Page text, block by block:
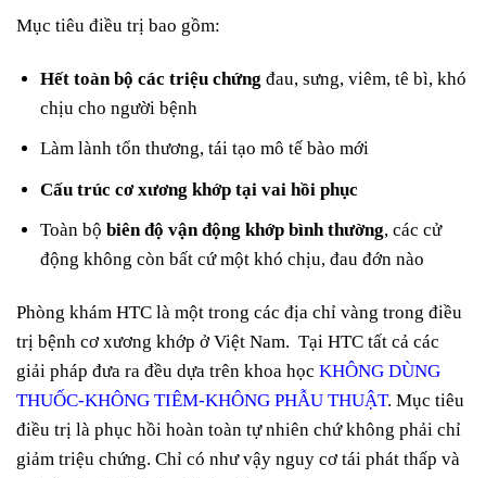
Mục tiêu điều trị bao gồm:
Hết toàn bộ các triệu chứng đau, sưng, viêm, tê bì, khó
chịu cho người bệnh
Làm lành tổn thương, tái tạo mô tế bào mới
Cấu trúc cơ xương khớp tại vai hồi phục
Toàn bộbiên độ vận động khớp bình thường, các cử
động không còn bất cứ một khó chịu, đau đớn nào
Phòng khám HTC là một trong các địa chỉ vàng trong điều
trị bệnh cơ xương khớp ở Việt Nam. Tại HTC tất cả các
giải pháp đưa ra đều dựa trên khoa học KHÔNG DÙNG
THUỐC-KHÔNG TIÊM-KHÔNG PHẪU THUẬT. Mục tiêu
điều trị là phục hồi hoàn toàn tự nhiên chứ không phải chỉ
giảm triệu chứng. Chỉ có như vậy nguy cơ tái phát thấp và